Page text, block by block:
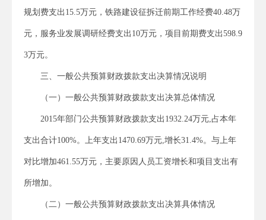
规划费支出15.5万元，铁路建设征拆迁前期工作经费40.48万
元，服务业发展调研经费支出10万元，项目前期费支出598.9
3万元。
三、一般公共预算财政拨款支出决算情况说明
（一）一般公共预算财政拨款支出决算总体情况
2015年部门公共预算财政拨款支出1932.24万元,占本年
支出合计100%。上年支出1470.69万元,增长31.4%。与上年
对比增加461.55万元，主要原因人员工资增长和项目支出有
所增加。
（二）一般公共预算财政拨款支出决算具体情况